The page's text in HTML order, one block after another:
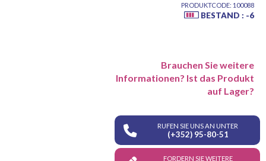
PRODUKTCODE: 100088
BESTAND : -6
Brauchen Sie weitere
Informationen? Ist das Produkt
auf Lager?
RUFEN SIE UNS AN UNTER
(+352) 95-80-51
FORDERN SIE WEITERE